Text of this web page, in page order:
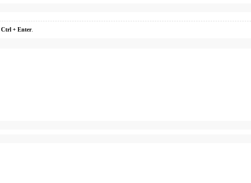
Ctrl + Enter.